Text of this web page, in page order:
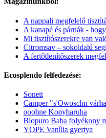
A nappali megfelelő
A kanapé és párnák -
Mi tisztítószerekre van
Citromsav – sokoldalú
A fertőtlenítőszerek
Ecosplendo felfedezése:
Sonett
Camper "s'Owoschn
ooohne Konyharuha
Biopuro Baba folyékony
YOPE Vanília gyertya